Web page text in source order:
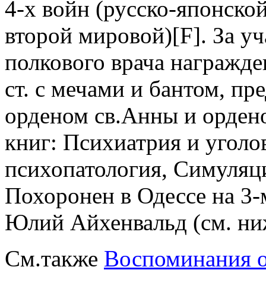
4-х войн (русско-
второй мировой)[F]. За
полкового врача
ст. с мечами и бантом,
орденом св.Анны и
книг: Психиатрия и
психопатология,
Похоронен в Одессе на
Юлий Айхенвальд (см.
См.также Воспоминания